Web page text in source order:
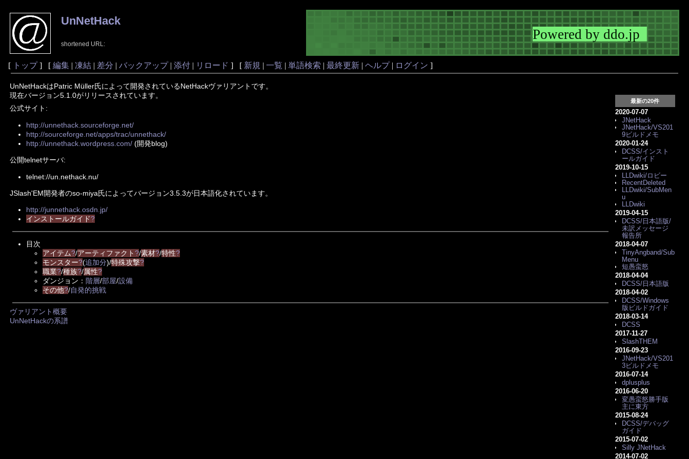
UnNetHack
shortened URL:
[ トップ] [ 編集 | 凍結 | 差分 | バックアップ| 添付 | リロード ] [ 新規 | 一覧 | 単語検索 | 最終更新 | ヘルプ| ログイン ]
UnNetHackはPatric Müller氏によって開発されているNetHackヴァリアントです。
現在バージョン5.1.0がリリースされています。
公式サイト:
http://unnethack.sourceforge.net/
http://sourceforge.net/apps/trac/unnethack/
http://unnethack.wordpress.com/ (開発blog)
公開telnetサーバ:
telnet://un.nethack.nu/
JSlash'EM開発者のso-miya氏によってバージョン3.5.3が日本語化されています。
http://junnethack.osdn.jp/
インストールガイド?
目次
アイテム?/アーティファクト?/素材?/特性?
モンスター?(追加分)/特殊攻撃?
職業?/種族?/属性?
ダンジョン： 階層/部屋/設備
その他?/自発的挑戦
ヴァリアント概要
UnNetHackの系譜
最新の20件
2020-07-07
JNetHack
JNetHack/VS201
9ビルドメモ
2020-01-24
DCSS/インスト
ールガイド
2019-10-15
LLDwiki/ロビー
RecentDeleted
LLDwiki/SubMen
u
LLDwiki
2019-04-15
DCSS/日本語版/
未訳メッセージ
報告所
2018-04-07
TinyAngband/Sub
Menu
短愚蛮怒
2018-04-04
DCSS/日本語版
2018-04-02
DCSS/Windows
版ビルドガイド
2018-03-14
DCSS
2017-11-27
SlashTHEM
2016-09-23
JNetHack/VS201
3ビルドメモ
2016-07-14
dplusplus
2016-06-20
変愚蛮怒勝手版
主に東方
2015-08-24
DCSS/デバッグ
ガイド
2015-07-02
Silly JNetHack
2014-07-02